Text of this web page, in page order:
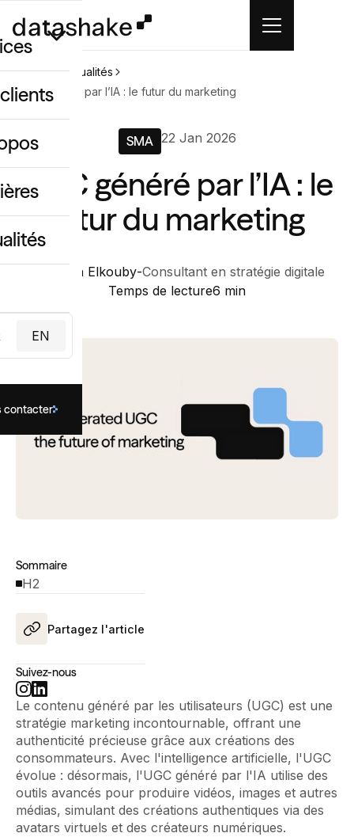
créatif IA
EN
contacter
Accueil
Actualités
UGC généré par l’IA : le futur du marketing
SMA 22 Jan 2026
UGC généré par l’IA : le
futur du marketing
Benjamin Elkouby-Consultant en stratégie digitale
Temps de lecture6 min
Sommaire
H2
Partagez l'article
Suivez-nous
Le contenu généré par les utilisateurs (UGC) est une
stratégie marketing incontournable, offrant une
authenticité précieuse grâce aux créations des
consommateurs. Avec l'intelligence artificielle, l'UGC
évolue : désormais, l'UGC généré par l'IA utilise des
outils avancés pour produire vidéos, images et autres
médias, simulant des créations authentiques via des
avatars virtuels et des créateurs numériques.